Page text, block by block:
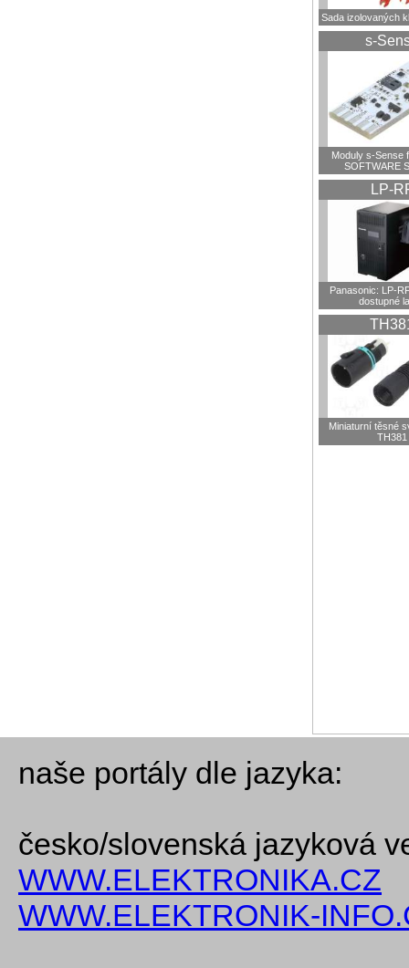
Sada izolovaných
s-
Moduly s-Sense
SOFTWARE
LP-
Panasonic: LP-
dostupné
Miniaturní těsné
TH381
naše portály dle jazyka:
česko/slovenská jazyková
WWW.ELEKTRONIKA.CZ
WWW.ELEKTRONIK-